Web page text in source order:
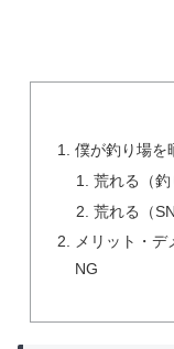
僕が釣り場を
荒れる（釣
荒れる（
メリット・デ
NG